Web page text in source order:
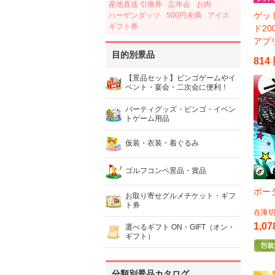
産地直送 引換券 忘年会
お肉
ハーゲンダッツ
500円未満
アイス
ギフト券
目的別景品
【景品セット】ビンゴゲームやイ
ベント・宴会・二次会に便利！
パーティグッズ・ビンゴ・イベン
トゲーム用品
仮装・衣装・着ぐるみ
ゴルフコンペ景品・賞品
お取り寄せグルメチケット・ギフ
ト券
選べるギフト ON・GIFT（オン・
ギフト）
ゲッ
ド
アプ
814
ポー
在庫